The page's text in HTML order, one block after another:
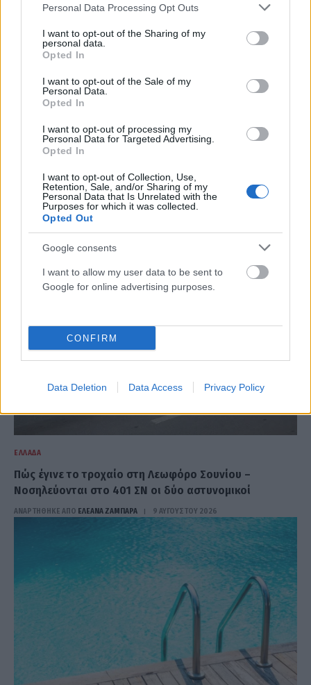
Please note that this website/app uses one or more Google
not limited to your visit or usage behaviour. You may click to
grant or deny consent to Google and its third-party tags to
use your data for below specified purposes in below Google
consent section.
Personal Data Processing Opt Outs
I want to opt-out of the Sharing of my
personal data.
Opted In
I want to opt-out of the Sale of my
Personal Data.
Opted In
I want to opt-out of processing my
Personal Data for Targeted Advertising.
Opted In
I want to opt-out of Collection, Use,
Retention, Sale, and/or Sharing of my
Personal Data that Is Unrelated with the
Purposes for which it was collected.
Opted Out
Google consents
I want to allow my user data to be sent to
Google for online advertising purposes.
CONFIRM
Data Deletion Data Access Privacy Policy
Εκρηκτικό κοκτέιλ με 40άρια και 8 μποφόρ –
Ενισχύονται οι άνεμοι τις επόμενες ημέρες
ΕΛΛΆΔΑ
Πώς έγινε το τροχαίο στη Λεωφόρο Σουνίου –
Νοσηλεύονται στο 401 ΣΝ οι δύο αστυνομικοί
ΑΝΑΡΤΗΘΗΚΕ ΑΠΟ ΕΛΕΑΝΑ ΖΑΜΠΑΡΑ 9 ΑΥΓΟΎΣΤΟΥ 2026